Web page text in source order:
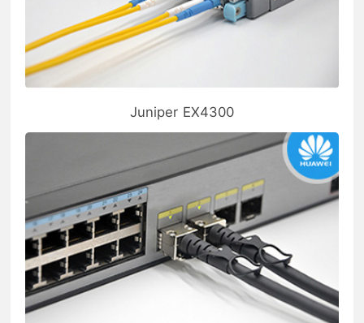
Juniper EX4300